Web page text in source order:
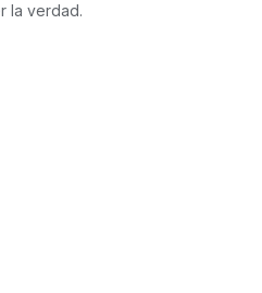
la verdad.